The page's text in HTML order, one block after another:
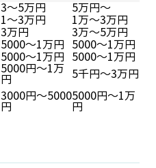
3～5万円
5万円～
1～3万円
1万～3万円
3万円
3万～5万円
5000～1万円
5000～1万円
5000～1万円
5000～1万円
5000円～1万
円
5千円～3万円
3000円～5000
円
5000円～1万
円